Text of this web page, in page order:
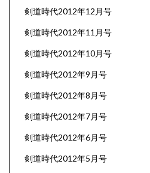
剣道時代2012年12月号
剣道時代2012年11月号
剣道時代2012年10月号
剣道時代2012年9月号
剣道時代2012年8月号
剣道時代2012年7月号
剣道時代2012年6月号
剣道時代2012年5月号